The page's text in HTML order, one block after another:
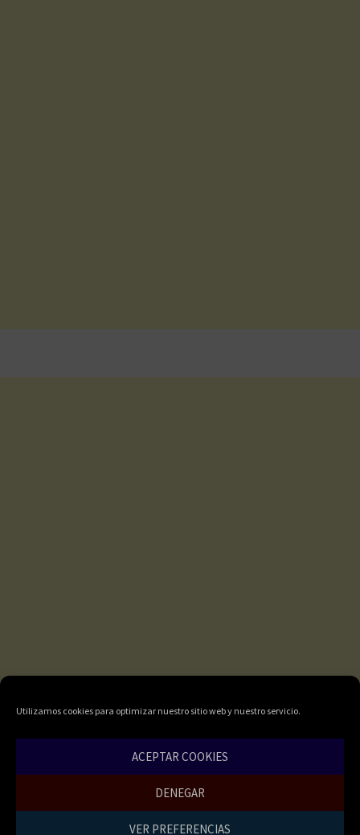
Utilizamos cookies para optimizar nuestro sitio web y nuestro servicio.
ACEPTAR COOKIES
DENEGAR
VER PREFERENCIAS